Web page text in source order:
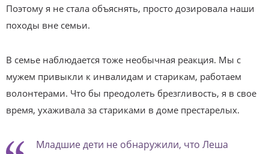
Поэтому я не стала объяснять, просто дозировала наши
походы вне семьи.
В семье наблюдается тоже необычная реакция. Мы с
мужем привыкли к инвалидам и старикам, работаем
волонтерами. Что бы преодолеть брезгливость, я в свое
время, ухаживала за стариками в доме престарелых.
Младшие дети не обнаружили, что Леша